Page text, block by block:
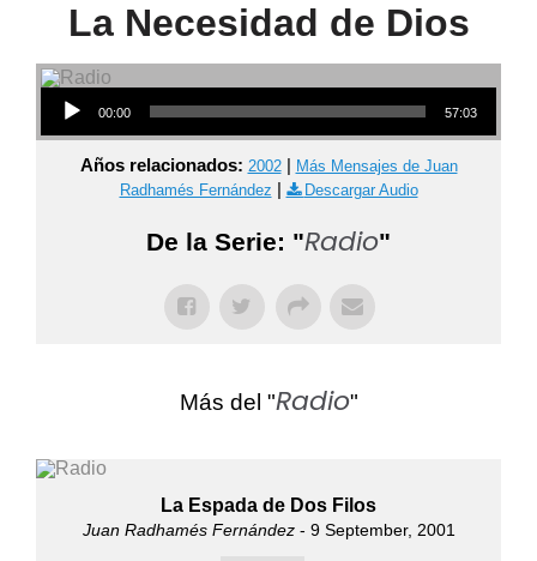
La Necesidad de Dios
Audio Player
00:00 57:03
Años relacionados: 2002| Más Mensajes de Juan
Radhamés Fernández | Descargar Audio
De la Serie: "Radio"
Más del "Radio"
La Espada de Dos Filos
Juan Radhamés Fernández- 9 September, 2001